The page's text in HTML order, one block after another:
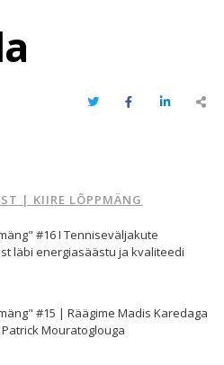
TwitterFacebookLinkedInShare
| KIIRE LÕPPMÄNG
#16 I Tenniseväljakute
läbi energiasäästu ja kvaliteedi
#15 | Räägime Madis Karedaga
Mouratoglouga